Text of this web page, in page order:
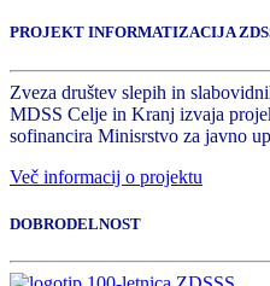
PROJEKT INFORMATIZACIJA
Zveza društev slepih in
MDSS Celje in Kranj izvaja
sofinancira Minisrstvo za javno
Več informacij o projektu
DOBRODELNOST